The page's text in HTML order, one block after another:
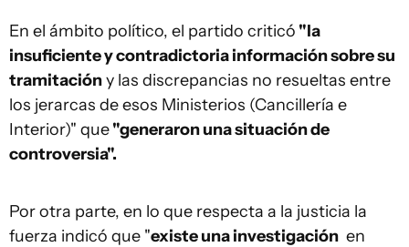
En el ámbito político, el partido criticó "la
insuficiente y contradictoria información sobre su
tramitacióny las discrepancias no resueltas entre
los jerarcas de esos Ministerios (Cancillería e
Interior)" que"generaron una situación de
controversia".
Por otra parte, en lo que respecta a la justicia la
fuerza indicó que "existe una investigación en